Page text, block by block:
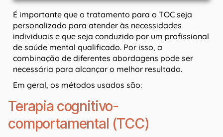
É importante que o tratamento para o TOC seja
personalizado para atender às necessidades
individuais e que seja conduzido por um profissional
de saúde mental qualificado. Por isso, a
combinação de diferentes abordagens pode ser
necessária para alcançar o melhor resultado.
Em geral, os métodos usados são:
Terapia cognitivo-
comportamental (TCC)